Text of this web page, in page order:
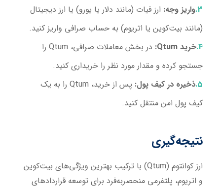
واریز وجه: ارز فیات (مانند دلار یا یورو) یا ارز دیجیتال
(مانند بیت‌کوین یا اتریوم) به حساب صرافی واریز کنید.
خریدQtum
:
در بخش معاملات صرافی، Qtum را
جستجو کرده و مقدار مورد نظر را خریداری کنید.
ذخیره در کیف پول:
پس از خرید، Qtum را به یک
کیف پول امن منتقل کنید.
نتیجه‌گیری
ارز کوانتوم (Qtum) با ترکیب بهترین ویژگی‌های بیت‌کوین
و اتریوم، پلتفرمی منحصربه‌فرد برای توسعه قراردادهای